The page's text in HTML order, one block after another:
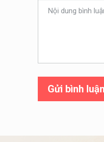
Gửi bình luận